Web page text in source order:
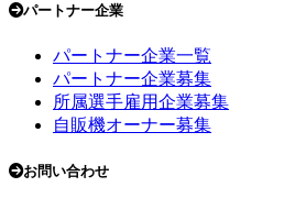
パートナー企業
パートナー企業一覧
パートナー企業募集
所属選手雇用企業募集
自販機オーナー募集
お問い合わせ